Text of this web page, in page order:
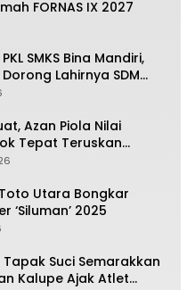
FORNAS IX 2027
SMKS Bina Mandiri,
Lahirnya SDM
Azan Piola Nilai
Tepat Teruskan
Bolango
Utara Bongkar
‘Siluman’ 2025
Suci Semarakkan
Kalupe Ajak Atlet